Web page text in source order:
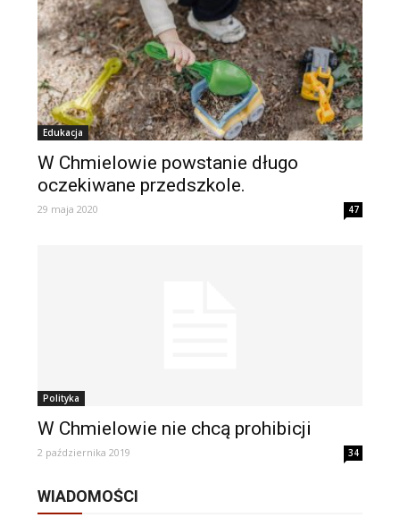
Edukacja
W Chmielowie powstanie długo
oczekiwane przedszkole.
29 maja 2020 47
Polityka
W Chmielowie nie chcą prohibicji
2 października 2019 34
WIADOMOŚCI